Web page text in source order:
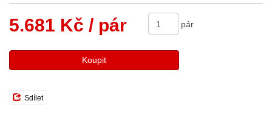
5.681 Kč / pár pár
Koupit
Sdílet